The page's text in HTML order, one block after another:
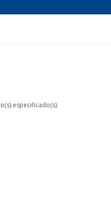
especificado(s).